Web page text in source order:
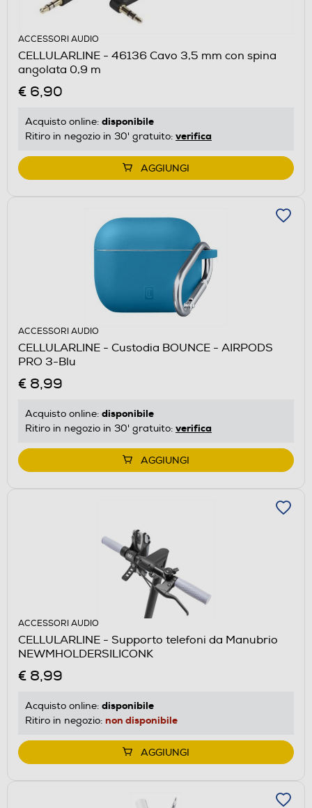
ACCESSORI AUDIO
CELLULARLINE - 46136 Cavo 3,5 mm con spina
angolata 0,9 m
€ 6,90
Acquisto online: disponibile
Ritiro in negozio in 30' gratuito: verifica
AGGIUNGI
ACCESSORI AUDIO
CELLULARLINE - Custodia BOUNCE - AIRPODS
PRO 3-Blu
€ 8,99
Acquisto online: disponibile
Ritiro in negozio in 30' gratuito: verifica
AGGIUNGI
ACCESSORI AUDIO
CELLULARLINE - Supporto telefoni da Manubrio
NEWMHOLDERSILICONK
€ 8,99
Acquisto online: disponibile
Ritiro in negozio: non disponibile
AGGIUNGI